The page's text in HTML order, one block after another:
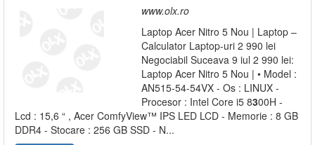
www.olx.ro
Laptop Acer Nitro 5 Nou | Laptop –
Calculator Laptop-uri 2 990 lei
Negociabil Suceava 9 iul 2 990 lei:
Laptop Acer Nitro 5 Nou | • Model :
AN515-54-54VX - Os : LINUX -
Procesor : Intel Core i5 8300H -
Lcd : 15,6 “ , Acer ComfyView™ IPS LED LCD - Memorie : 8 GB
DDR4 - Stocare : 256 GB SSD - N...